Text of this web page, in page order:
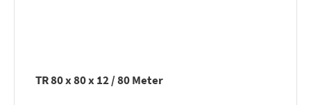
TR 80 x 80 x 12 / 80 Meter